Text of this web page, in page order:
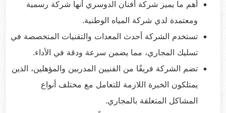
أهم ما يميز شركة أفنان الدوسري أنها شركة رسمية
ومعتمدة لدي شركة المياه الوطنية.
تستخدم الشركة أحدث المعدات والتقنيات المتخصصة في
تسليك المجاري، مما يضمن سرعة ودقة في الأداء.​
تضم الشركة فريقًا من الفنيين المدربين والمؤهلين، الذين
يمتلكون الخبرة اللازمة للتعامل مع مختلف أنواع
المشاكل المتعلقة بالمجاري.​